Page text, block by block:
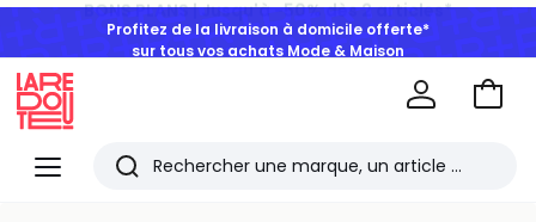
Profitez de la livraison à domicile offerte*
sur tous vos achats Mode & Maison
Menu
Redoute
Rechercher
Aller